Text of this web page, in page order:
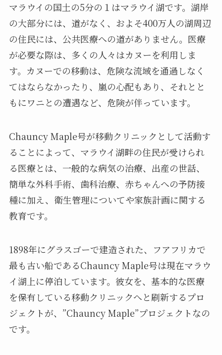
マラウイの国土の5分の１はマラウイ湖です。湖岸
の大部分には、道がなく、およそ400万人の湖周辺
の住民には、公共医療への道がありません。医療
が必要な際は、多くの人々はカヌーを利用しま
す。カヌーでの移動は、危険な流域を通過しなく
てはならなかったり、嵐の心配もあり、それとと
もにワニとの遭遇など、危険が伴っています。
Chauncy Maple号が移動クリニックとして活動す
ることによって、マラウイ湖畔の住民が受けられ
る医療とは、一般的な病気の治療、出産の世話、
簡単な外科手術、歯科治療、赤ちゃんへの予防接
種に加え、衛生管理についてや家族計画に関する
教育です。
1898年にグラスゴーで建造された、フアフリカで
最も古い船であるChauncy Maple号は現在マラウ
イ湖上に停泊しています。彼女を、基本的な医療
を保有している移動クリニックへと刷新するプロ
ジェクトが、”Chauncy Maple”プロジェクトなの
です。